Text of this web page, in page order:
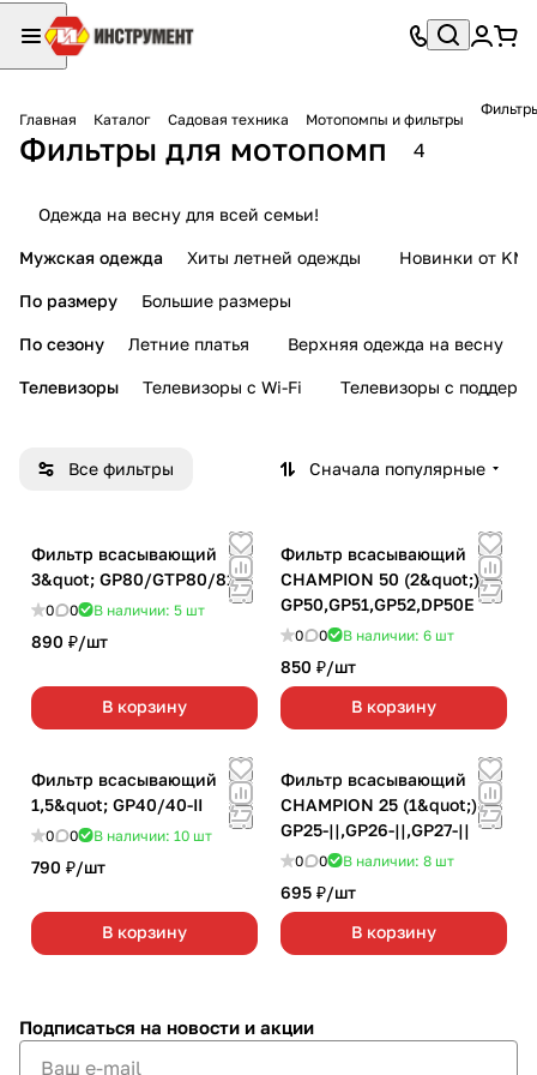
Главная Каталог Садовая техника Мотопомпы и фильтры
Фильтры для мотопомп 4
Одежда на весну для всей семьи!
Мужская одежда Хиты летней одежды Новинки от KMI
По размеру Большие размеры
По сезону Летние платья Верхняя одежда на весну
Телевизоры Телевизоры с Wi-Fi Телевизоры с
Все фильтры Сначала популярные
Фильтр всасывающий
3&quot; GP80/GTP80/81
0 0 В наличии: 5 шт
890 ₽/шт
В корзину
Фильтр всасывающий
CHAMPION 50 (2&quot;)
GP50,GP51,GP52,DP50Е
0 0 В наличии: 6 шт
850 ₽/шт
В корзину
Фильтр всасывающий
1,5&quot; GP40/40-II
0 0 В наличии: 10 шт
790 ₽/шт
В корзину
Фильтр всасывающий
CHAMPION 25 (1&quot;)
GP25-||,GP26-||,GP27-||
0 0 В наличии: 8 шт
695 ₽/шт
В корзину
Подписаться на новости и акции